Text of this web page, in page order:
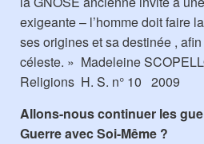
exigeante – l’homme doit faire
ses origines et sa destinée ,
céleste. » Madeleine
Religions H. S. n° 10 2009
Allons-nous continuer les
Guerre avec Soi-Même ?